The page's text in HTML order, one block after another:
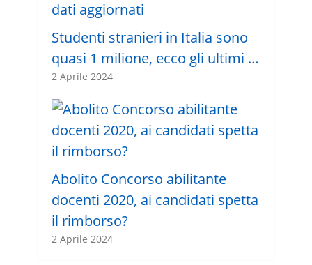
Studenti stranieri in Italia sono
quasi 1 milione, ecco gli ultimi …
2 Aprile 2024
Abolito Concorso abilitante
docenti 2020, ai candidati spetta
il rimborso?
2 Aprile 2024